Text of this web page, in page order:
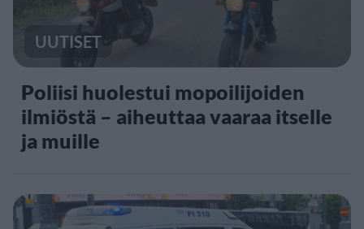
UUTISET
Poliisi huolestui mopoilijoiden
ilmiöstä – aiheuttaa vaaraa itselle
ja muille